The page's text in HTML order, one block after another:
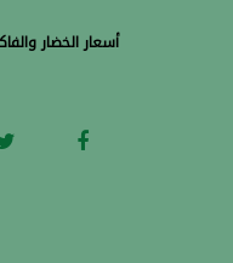
أسعار الخضار